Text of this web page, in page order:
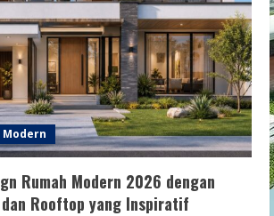
Modern
Rumah Modern 2026 dengan
Rooftop yang Inspiratif